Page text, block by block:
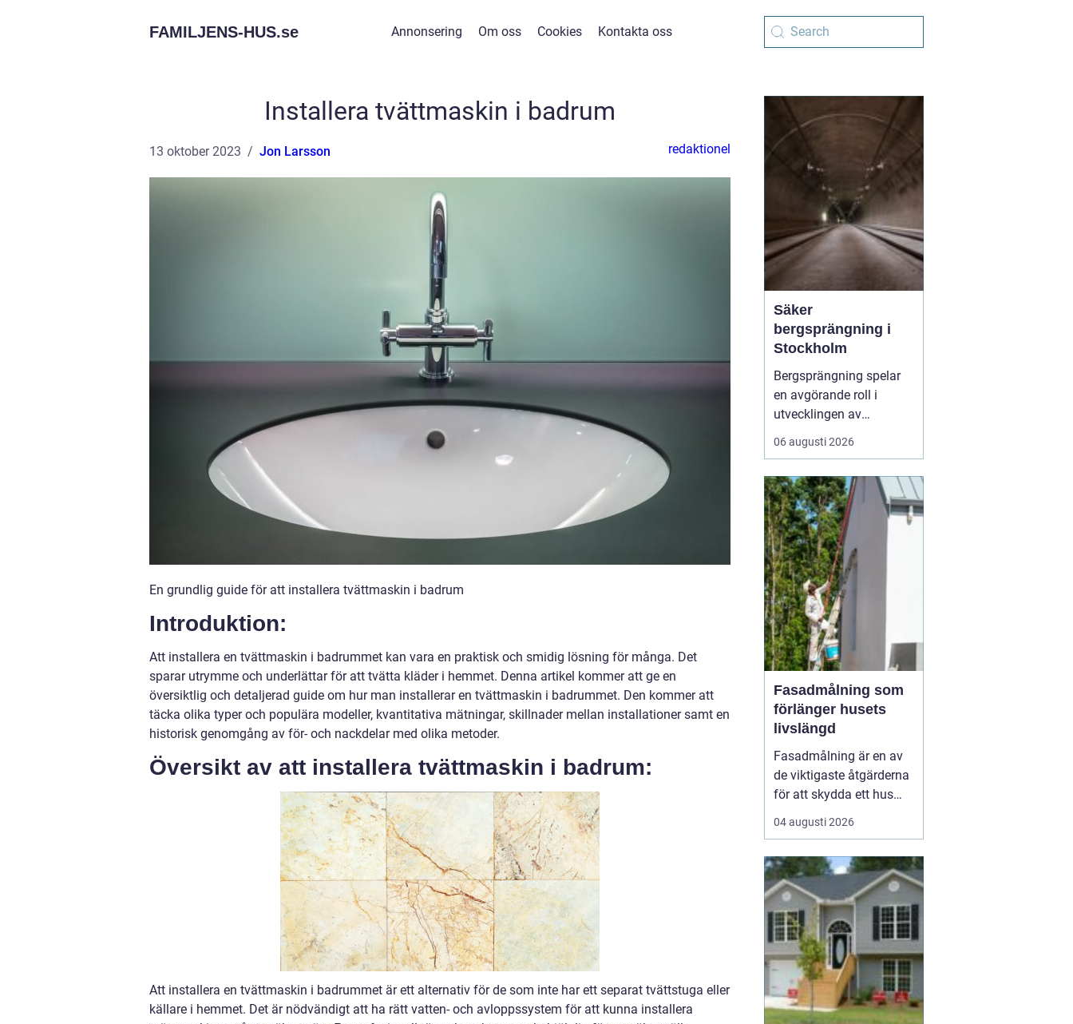
FAMILJENS-HUS.se Annonsering Om oss Cookies Kontakta oss
Installera tvättmaskin i badrum
13 oktober 2023 Jon Larsson redaktionel
En grundlig guide för att installera tvättmaskin i badrum
Introduktion:
Att installera en tvättmaskin i badrummet kan vara en praktisk och smidig lösning för många. Det
sparar utrymme och underlättar för att tvätta kläder i hemmet. Denna artikel kommer att ge en
översiktlig och detaljerad guide om hur man installerar en tvättmaskin i badrummet. Den kommer att
täcka olika typer och populära modeller, kvantitativa mätningar, skillnader mellan installationer samt en
historisk genomgång av för- och nackdelar med olika metoder.
Översikt av att installera tvättmaskin i badrum:
Att installera en tvättmaskin i badrummet är ett alternativ för de som inte har ett separat tvättstuga eller
källare i hemmet. Det är nödvändigt att ha rätt vatten- och avloppssystem för att kunna installera
Säker
bergsprängning i
Stockholm
Bergsprängning spelar
en avgörande roll i
utvecklingen av
moderna städer och
infrastruktur, särskilt i en
Stockholm. Genom en
kombination av teknisk
skicklighet och precision
skapas utrymme för nya
byggnad...
06 augusti 2026
Fasadmålning som
förlänger husets
livslängd
Fasadmålning är en av
de viktigaste åtgärderna
för att skydda ett hus
mot väder, vind och
slitage över tid. Genom
noggrant, välja rätt
färgsystem och utföra
målningsmo...
04 augusti 2026